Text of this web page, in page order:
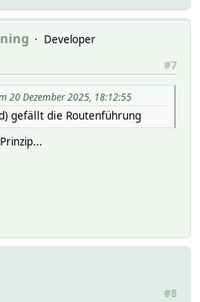
Developer
#7
20 Dezember 2025, 18:12:55
gefällt die Routenführung
#8